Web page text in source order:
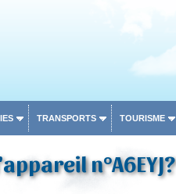
TRANSPORTS TOURISME
n°A6EYJ?